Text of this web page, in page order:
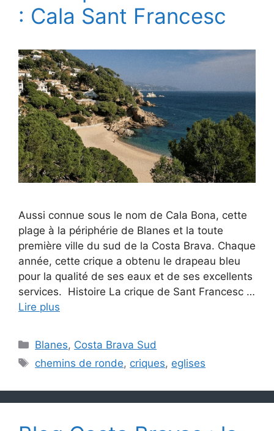
: Cala Sant Francesc
Aussi connue sous le nom de Cala Bona, cette
plage à la périphérie de Blanes et la toute
première ville du sud de la Costa Brava. Chaque
année, cette crique a obtenu le drapeau bleu
pour la qualité de ses eaux et de ses excellents
services. Histoire La crique de Sant Francesc …
Lire plus
Catégories
Blanes, Costa Brava Sud
Étiquettes
chemins de ronde, criques, eglises